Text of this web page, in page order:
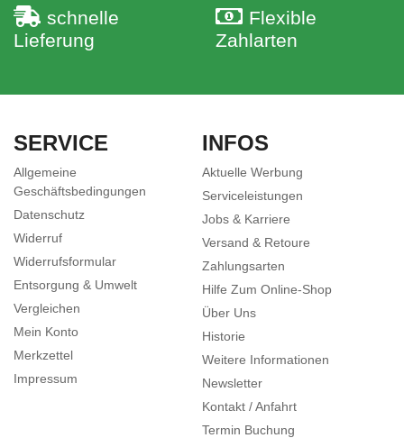
schnelle
Lieferung
Flexible
Zahlarten
SERVICE
Allgemeine
Geschäftsbedingungen
Datenschutz
Widerruf
Widerrufsformular
Entsorgung & Umwelt
Vergleichen
Mein Konto
Merkzettel
Impressum
INFOS
Aktuelle Werbung
Serviceleistungen
Jobs & Karriere
Versand & Retoure
Zahlungsarten
Hilfe Zum Online-Shop
Über Uns
Historie
Weitere Informationen
Newsletter
Kontakt / Anfahrt
Termin Buchung